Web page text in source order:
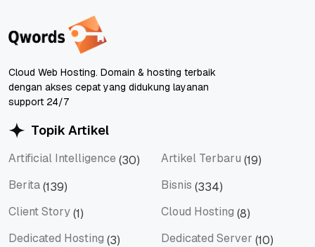
Cloud Web Hosting. Domain & hosting terbaik
dengan akses cepat yang didukung layanan
support 24/7
Topik Artikel
Artificial Intelligence (30) Artikel Terbaru (19)
Berita(139) Bisnis (334)
Client Story(1) Cloud Hosting (8)
Dedicated Hosting (3) Dedicated Server (10)